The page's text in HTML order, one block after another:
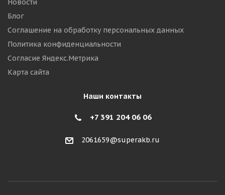
Новости
Блог
Соглашение на обработку персональных данных
Политика конфиденциальности
Согласие Яндекс.Метрика
Карта сайта
Наши контакты
+7 391 204 06 06
2061659@superakb.ru